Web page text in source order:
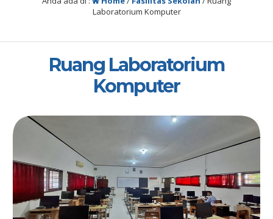
Laboratorium Komputer
Ruang Laboratorium
Komputer